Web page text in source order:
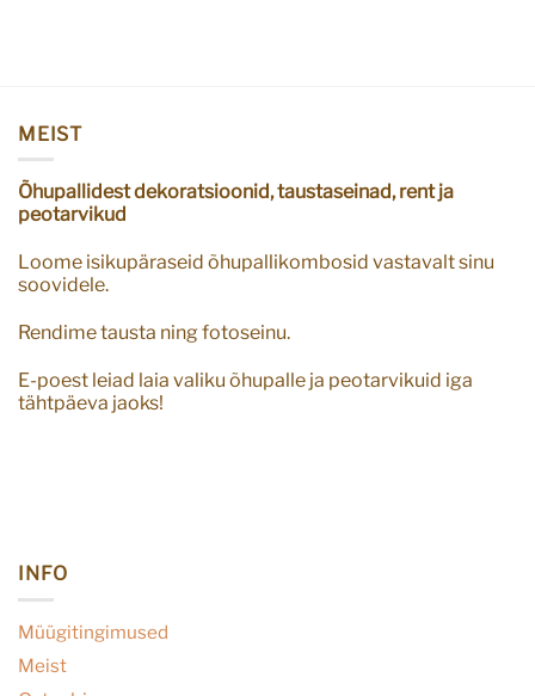
MEIST
Õhupallidest dekoratsioonid, taustaseinad, rent ja
peotarvikud
Loome isikupäraseid õhupallikombosid vastavalt sinu
soovidele.
Rendime tausta ning fotoseinu.
E-poest leiad laia valiku õhupalle ja peotarvikuid iga
tähtpäeva jaoks!
INFO
Müügitingimused
Meist